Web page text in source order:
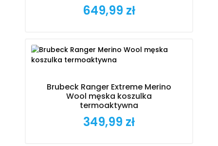
Cena
649,99 zł
Brubeck Ranger Extreme Merino
Wool męska koszulka
termoaktywna
Cena
349,99 zł